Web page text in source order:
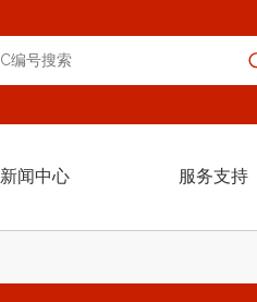
新闻中心 服务支持